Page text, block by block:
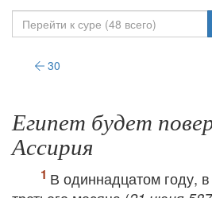
30
Египет будет
Ассирия
В одиннадцатом году,